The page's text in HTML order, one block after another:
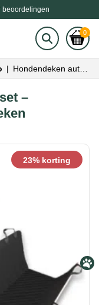
beoordelingen
0
| Hondendeken auto Basic set – Achterbank + Kofferbakdeken
–
23% korting